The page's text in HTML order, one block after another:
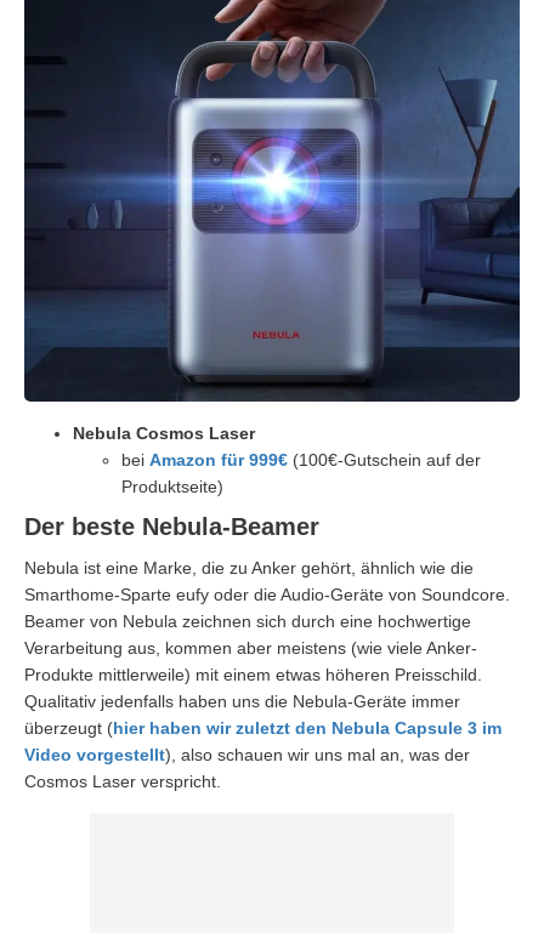
Nebula Cosmos Laser
bei Amazon für 999€ (100€-Gutschein auf der
Produktseite)
Der beste Nebula-Beamer
Nebula ist eine Marke, die zu Anker gehört, ähnlich wie die
Smarthome-Sparte eufy oder die Audio-Geräte von Soundcore.
Beamer von Nebula zeichnen sich durch eine hochwertige
Verarbeitung aus, kommen aber meistens (wie viele Anker-
Produkte mittlerweile) mit einem etwas höheren Preisschild.
Qualitativ jedenfalls haben uns die Nebula-Geräte immer
überzeugt (hier haben wir zuletzt den Nebula Capsule 3 im
Video vorgestellt), also schauen wir uns mal an, was der
Cosmos Laser verspricht.